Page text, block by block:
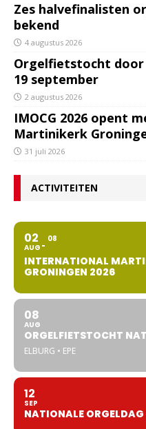
Zes halvefinalisten
bekend
4 augustus 2026
Orgelfietstocht
19 september
2 augustus 2026
IMOCG 2026 opent
Martinikerk
31 juli 2026
ACTIVITEITEN
02
AUG
08
INTERNATIONAL
GRONINGEN 2026
08
AUG
ORGELFIETSTOCHT
ELBURG • EPE
12
SEP
NATIONALE